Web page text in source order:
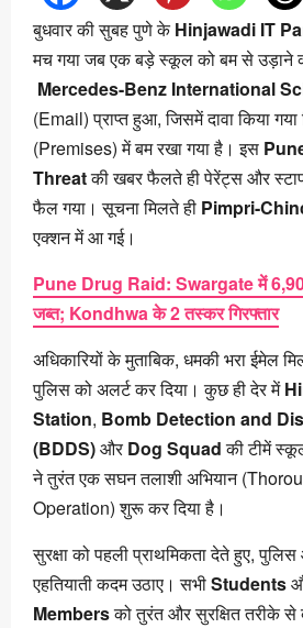
बुधवार की सुबह पुणे केHinjawadi IT
मच गया जब एक बड़े स्कूल को बम से उड़ाने
Mercedes-Benz International
(Email) प्राप्त हुआ, जिसमें दावा किया
(Premises) में बम रखा गया है। इस
Threatकी खबर फैलते ही पेरेंट्स और
फैल गया। सूचना मिलते ही Pimpri-
एक्शन में आ गई।
Pune Drug Raid: Swargate में
जब्त; Kondhwa के 2 तस्कर गिरफ्तार
अधिकारियों के मुताबिक, धमकी भरा ईमेल
पुलिस को अलर्ट कर दिया। कुछ ही देर में
Station, Bomb Detection and
(BDDS)और Dog Squadकी टीमें
ने तुरंत एक सघन तलाशी अभियान
Operation) शुरू कर दिया है।
सुरक्षा को पहली प्राथमिकता देते हुए,
एहतियाती कदम उठाए। सभीStudents
Membersको तुरंत और सुरक्षित तरीके से